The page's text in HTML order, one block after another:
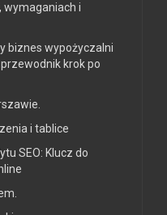
wymaganiach i
biznes wypożyczalni
krok po
i tablice
SEO: Klucz do